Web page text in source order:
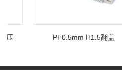
PH0.5mm H1.5翻盖